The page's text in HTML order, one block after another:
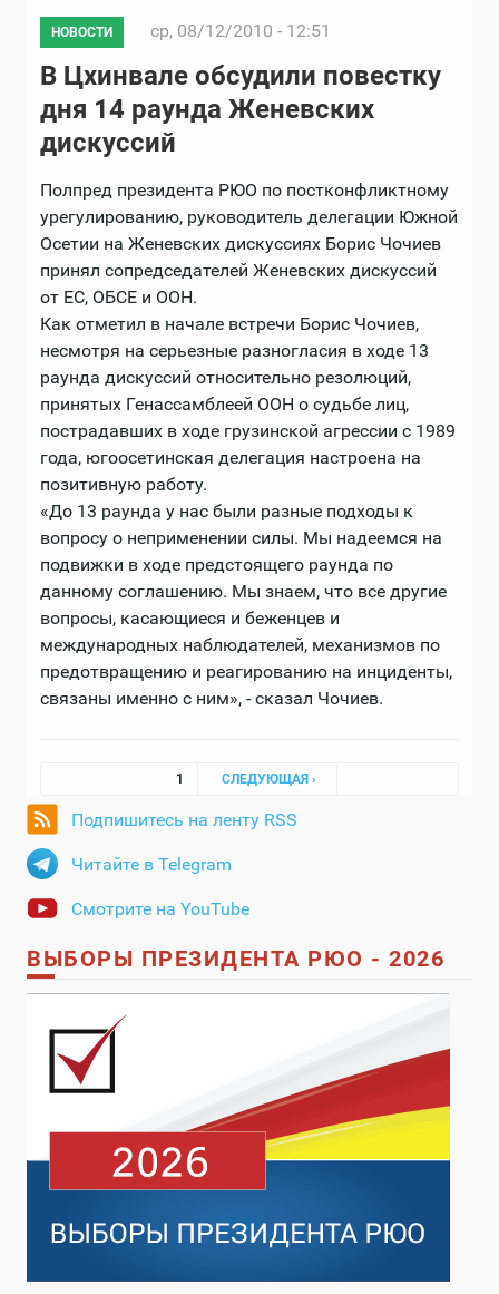
НОВОСТИ ср, 08/12/2010 - 12:51
В Цхинвале обсудили повестку
дня 14 раунда Женевских
дискуссий
Полпред президента РЮО по постконфликтному
урегулированию, руководитель делегации Южной
Осетии на Женевских дискуссиях Борис Чочиев
принял сопредседателей Женевских дискуссий
от ЕС, ОБСЕ и ООН.
Как отметил в начале встречи Борис Чочиев,
несмотря на серьезные разногласия в ходе 13
раунда дискуссий относительно резолюций,
принятых Генассамблеей ООН о судьбе лиц,
пострадавших в ходе грузинской агрессии с 1989
года, югоосетинская делегация настроена на
позитивную работу.
«До 13 раунда у нас были разные подходы к
вопросу о неприменении силы. Мы надеемся на
подвижки в ходе предстоящего раунда по
данному соглашению. Мы знаем, что все другие
вопросы, касающиеся и беженцев и
международных наблюдателей, механизмов по
предотвращению и реагированию на инциденты,
связаны именно с ним», - сказал Чочиев.
Страницы
1 СЛЕДУЮЩАЯ ›
Подпишитесь на ленту RSS
Читайте в Telegram
Смотрите на YouTube
ВЫБОРЫ ПРЕЗИДЕНТА РЮО - 2026